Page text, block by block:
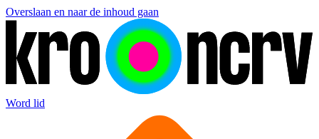
Overslaan en naar de inhoud gaan
Word lid